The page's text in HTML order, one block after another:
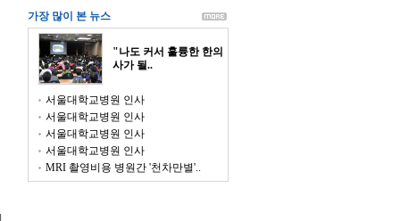
가장 많이 본 뉴스
"나도 커서 훌륭한 한의
사가 될..
서울대학교병원 인사
서울대학교병원 인사
서울대학교병원 인사
서울대학교병원 인사
MRI 촬영비용 병원간 '천차만별'..